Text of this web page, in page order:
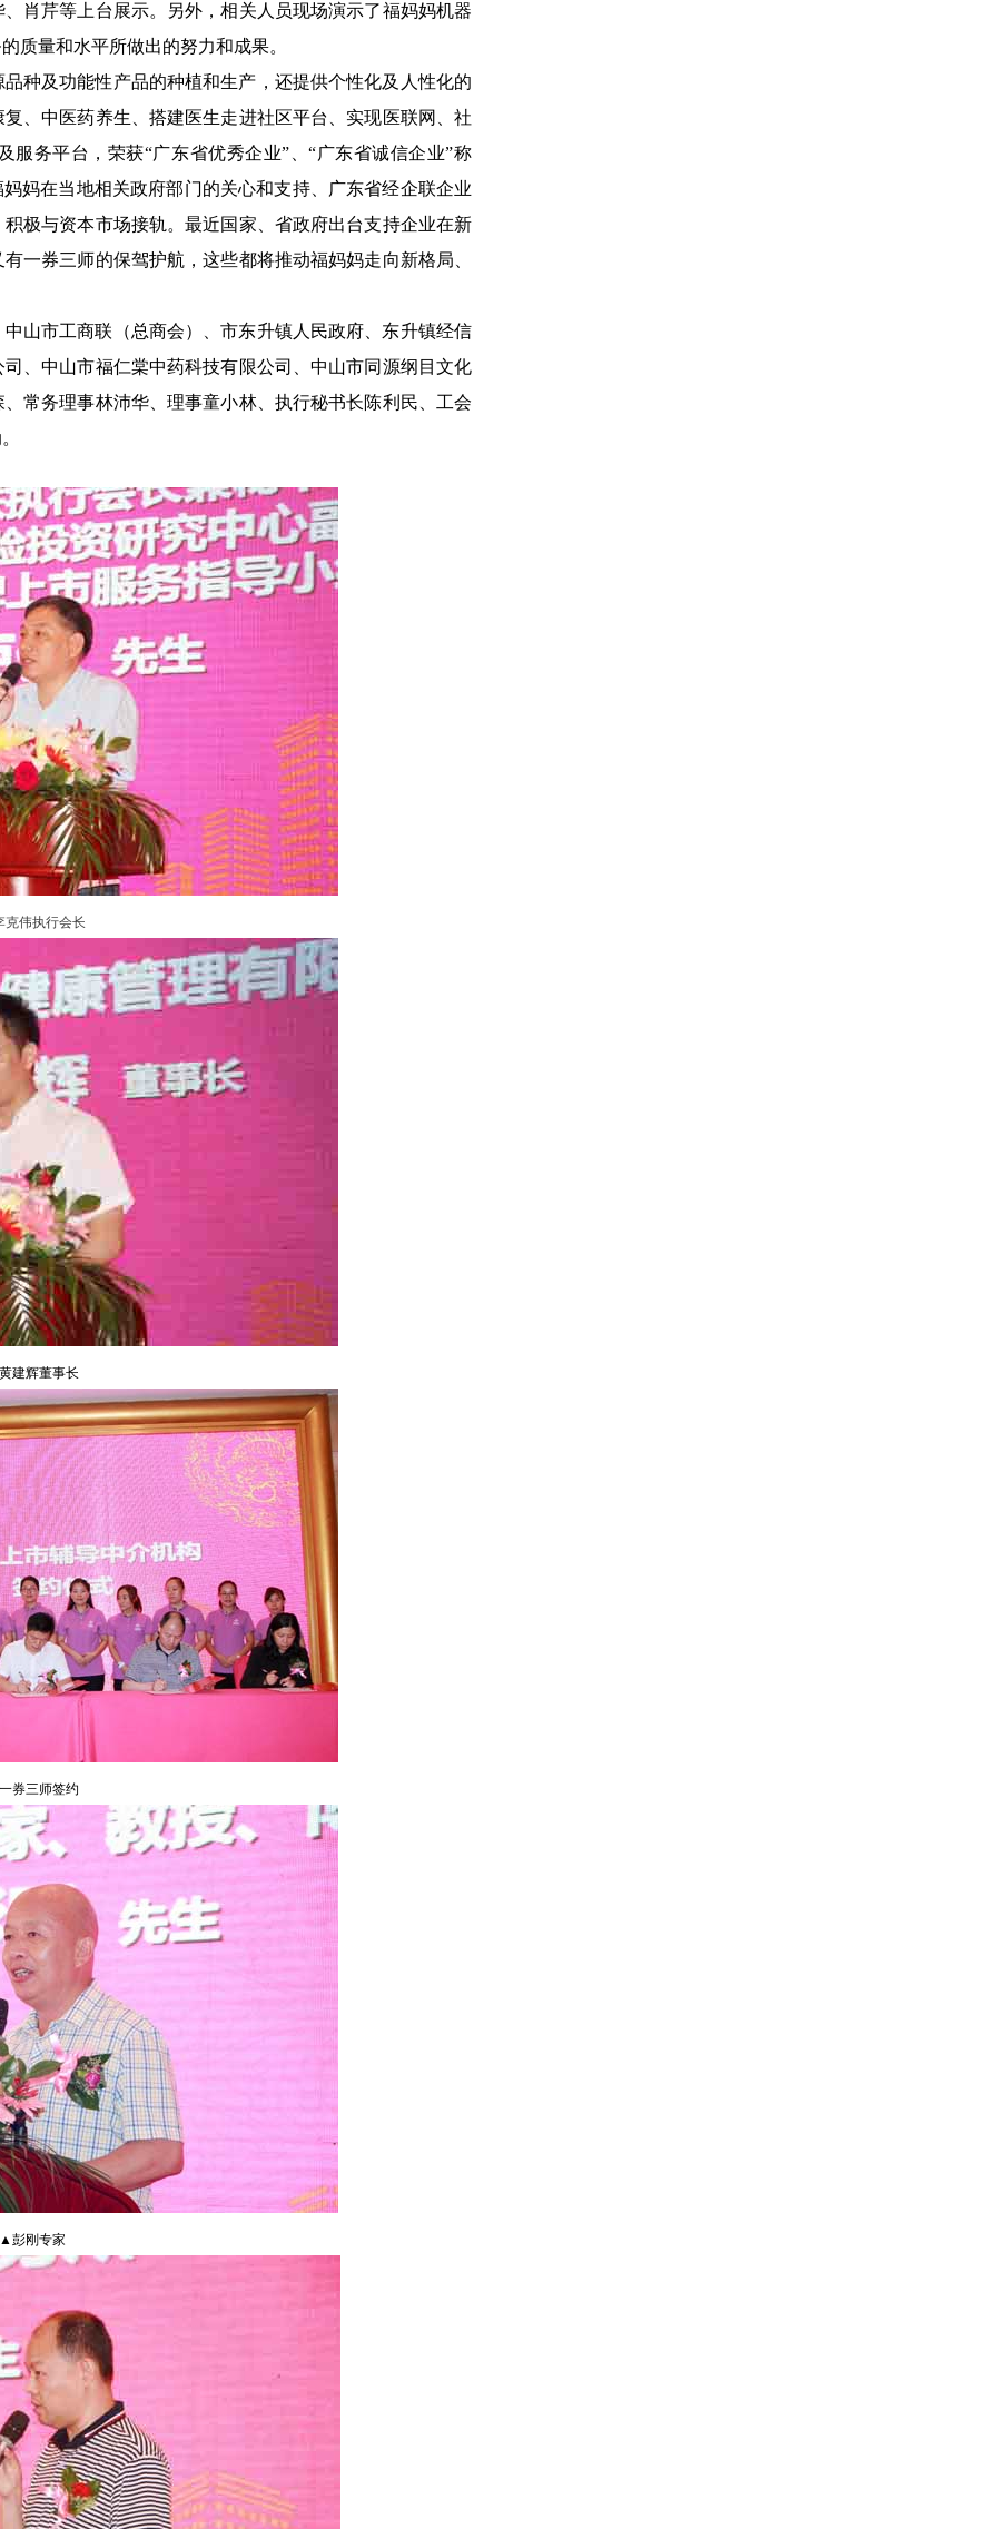
肖芹等上台展示。另外，相关人员现场演示了福妈妈机器
质量和水平所做出的努力和成果。
种及功能性产品的种植和生产，还提供个性化及人性化的
、中医药养生、搭建医生走进社区平台、实现医联网、社
服务平台，荣获“广东省优秀企业”、“广东省诚信企业”称
妈在当地相关政府部门的关心和支持、广东省经企联企业
极与资本市场接轨。最近国家、省政府出台支持企业在新
一券三师的保驾护航，这些都将推动福妈妈走向新格局、
山市工商联（总商会）、市东升镇人民政府、东升镇经信
、中山市福仁棠中药科技有限公司、中山市同源纲目文化
常务理事林沛华、理事童小林、执行秘书长陈利民、工会
伟执行会长
建辉董事长
券三师签约
▲彭刚专家